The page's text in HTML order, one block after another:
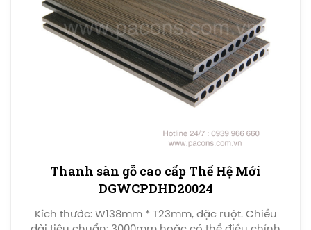
Thanh sàn gỗ cao cấp Thế Hệ Mới
DGWCPDHD20024
Kích thước: W138mm * T23mm, đặc ruột. Chiều